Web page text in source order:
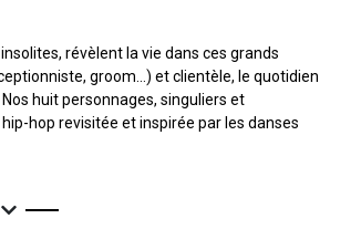
révèlent la vie dans ces grands
groom…) et clientèle, le quotidien
huit personnages, singuliers et
hop revisitée et inspirée par les danses